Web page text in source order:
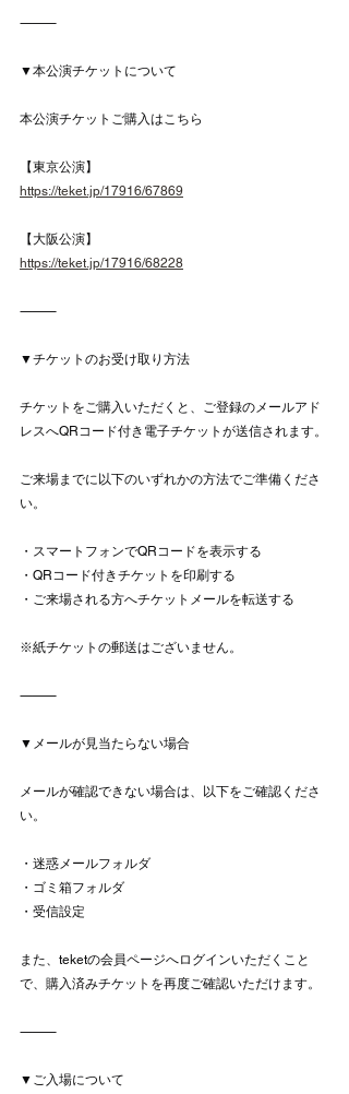
⸻
▼本公演チケットについて
本公演チケットご購入はこちら
【東京公演】
https://teket.jp/17916/67869
【大阪公演】
https://teket.jp/17916/68228
⸻
▼チケットのお受け取り方法
チケットをご購入いただくと、ご登録のメールアド
レスへQRコード付き電子チケットが送信されます。
ご来場までに以下のいずれかの方法でご準備くださ
い。
・スマートフォンでQRコードを表示する
・QRコード付きチケットを印刷する
・ご来場される方へチケットメールを転送する
※紙チケットの郵送はございません。
⸻
▼メールが見当たらない場合
メールが確認できない場合は、以下をご確認くださ
い。
・迷惑メールフォルダ
・ゴミ箱フォルダ
・受信設定
また、teketの会員ページへログインいただくこと
で、購入済みチケットを再度ご確認いただけます。
⸻
▼ご入場について